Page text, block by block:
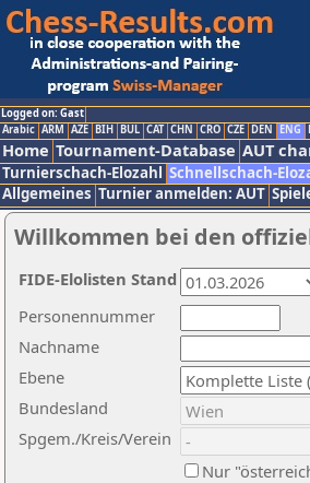
Logged on: Gast
Arabic ARM AZE BIH BUL CAT CHN CRO CZE DEN ENG
Home Tournament-Database AUT
Turnierschach-Elozahl Schnellschach-
Allgemeines Turnier anmelden: AUT
Willkommen bei den
Nachname
Ebene
Personennummer
Bundesland
Spgem./Kreis/Verein
Nur
FIDE-Elolisten Stand